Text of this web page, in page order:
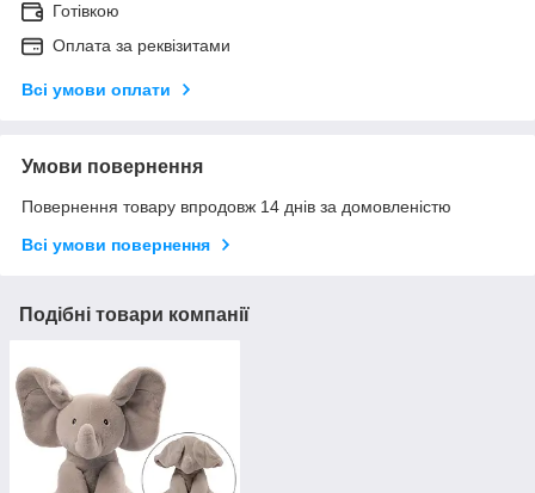
Готівкою
Оплата за реквізитами
Всі умови оплати
Умови повернення
Повернення товару впродовж 14 днів за домовленістю
Всі умови повернення
Подібні товари компанії